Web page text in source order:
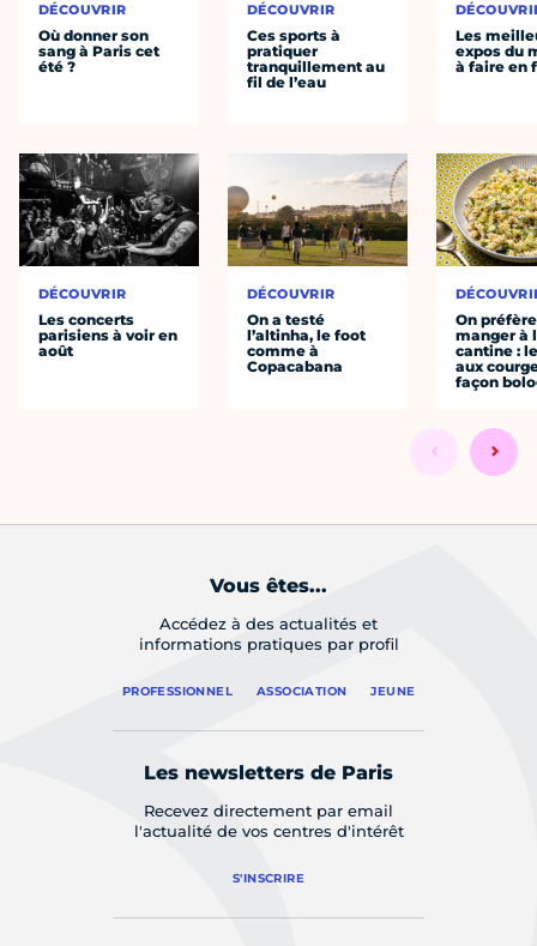
DÉCOUVRIR
Où donner son
sang à Paris cet
été ?
DÉCOUVRIR
Les concerts
parisiens à voir en
août
DÉCOUVRIR
Ces sports à
pratiquer
tranquillement au
fil de l’eau
DÉCOUVRIR
On a testé
l’altinha, le foot
comme à
Copacabana
Les
expos du
à faire en
On préfère
manger à
cantine :
aux
façon
Vous êtes...
Accédez à des actualités et
informations pratiques par profil
PROFESSIONNEL ASSOCIATION JEUNE
Les newsletters de Paris
Recevez directement par email
l'actualité de vos centres d'intérêt
S'INSCRIRE